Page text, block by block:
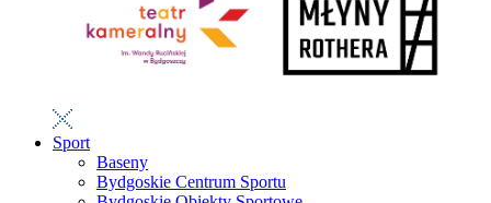
Sport
Baseny
Bydgoskie Centrum Sportu